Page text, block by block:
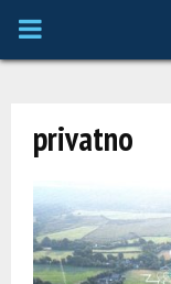
P
M
A
privatno